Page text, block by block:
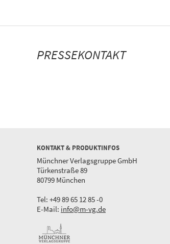
PRESSEKONTAKT
KONTAKT & PRODUKTINFOS
Münchner Verlagsgruppe GmbH
Türkenstraße 89
80799 München
Tel: +49 89 65 12 85 -0
E-Mail: info@m-vg.de